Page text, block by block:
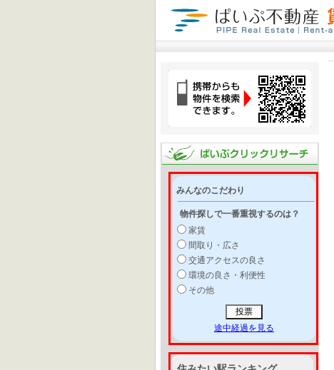
みんなのこだわり
物件探しで一番重視するのは？
家賃
間取り・広さ
交通アクセスの良さ
環境の良さ・利便性
その他
途中経過を見る